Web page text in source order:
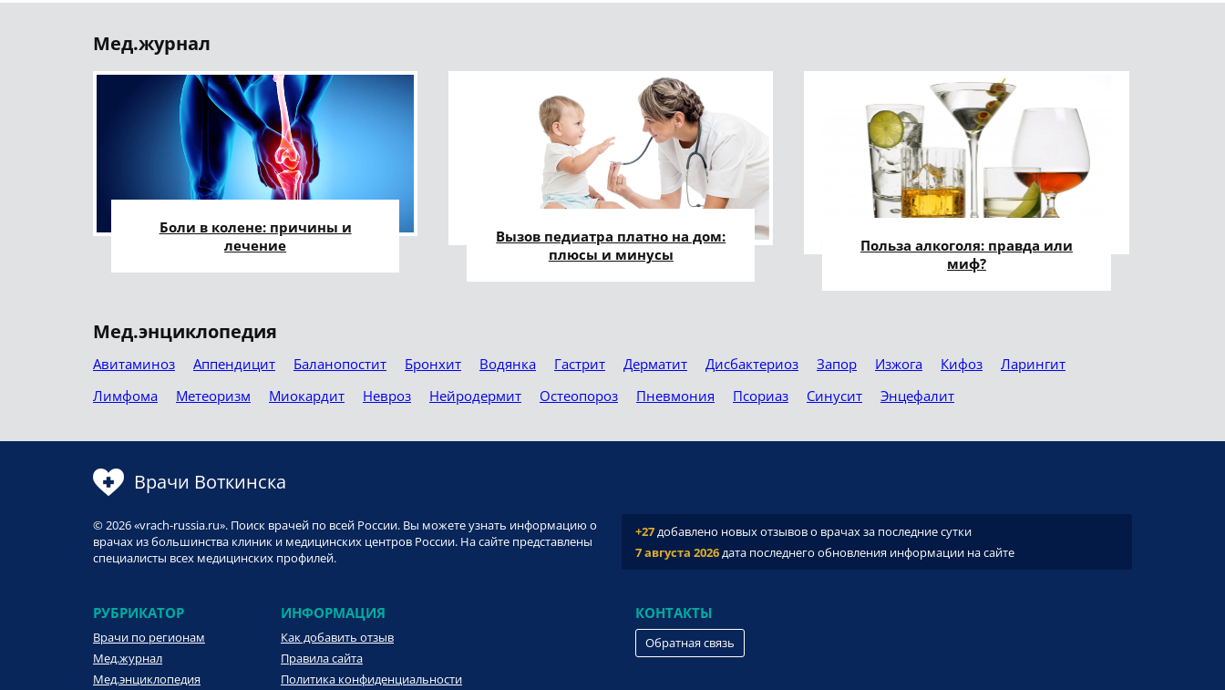
Мед.журнал
Боли в колене: причины и
лечение
Вызов педиатра платно на дом:
плюсы и минусы
Польза алкоголя: правда или
миф?
Мед.энциклопедия
Авитаминоз Аппендицит Баланопостит Бронхит Водянка Гастрит Дерматит Дисбактериоз Запор Изжога Кифоз
Ларингит
Лимфома
Метеоризм Миокардит Невроз Нейродермит Остеопороз Пневмония Псориаз Синусит Энцефалит
Врачи Воткинска
© 2026 «vrach-russia.ru». Поиск врачей по всей России. Вы можете узнать информацию о
врачах из большинства клиник и медицинских центров России. На сайте представлены
специалисты всех медицинских профилей.
+27добавлено новых отзывов о врачах за последние сутки
7 августа 2026дата последнего обновления информации на сайте
РУБРИКАТОР
Врачи по регионам
Мед.журнал
Мед.энциклопедия
ИНФОРМАЦИЯ
Как добавить отзыв
Правила сайта
Политика конфиденциальности
КОНТАКТЫ
Обратная связь